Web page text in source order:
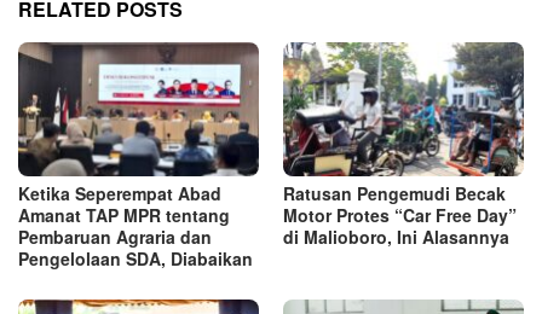
RELATED POSTS
Ketika Seperempat Abad
Amanat TAP MPR tentang
Pembaruan Agraria dan
Pengelolaan SDA, Diabaikan
Ratusan Pengemudi Becak
Motor Protes “Car Free Day”
di Malioboro, Ini Alasannya